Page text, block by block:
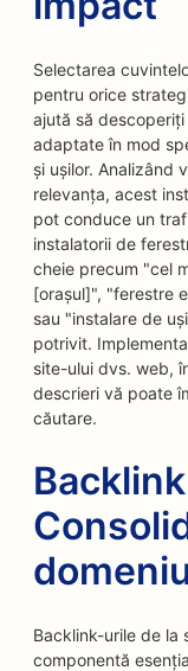
Selectarea
pentru orice
ajută să
adaptate în mod
și ușilor. Analizând
relevanța, acest
pot conduce un
instalatorii de
cheie precum "cel
[orașul]", "ferestre
sau "instalare de
potrivit.
site-ului dvs. web,
descrieri vă poate
căutare.
Backlink-urile de la
componentă